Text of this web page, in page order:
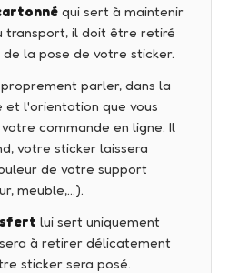
qui sert à maintenir
transport, il doit être retiré
la pose de votre sticker.
parler, dans la
et l'orientation que vous
commande en ligne. Il
votre sticker laissera
de votre support
meuble,…).
lui sert uniquement
à retirer délicatement
sticker sera posé.